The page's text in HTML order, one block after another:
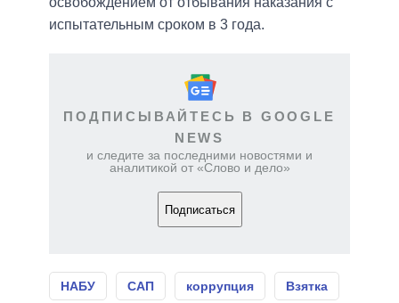
испытательным сроком в 3 года.
ПОДПИСЫВАЙТЕСЬ В GOOGLE
NEWS
и следите за последними новостями и
аналитикой от «Слово и дело»
Подписаться
НАБУ САП коррупция Взятка